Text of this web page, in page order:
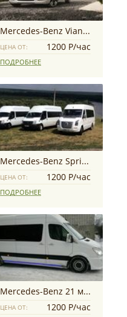
Mercedes-Benz Viano VIP
ЦЕНА ОТ: 1200 Р/час
ПОДРОБНЕЕ
Mercedes-Benz Sprinter
ЦЕНА ОТ: 1200 Р/час
ПОДРОБНЕЕ
Mercedes-Benz 21 место
ЦЕНА ОТ: 1200 Р/час